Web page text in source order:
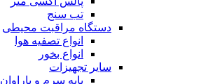
تب سنج
دستگاه مراقبت محیطی
انواع تصفیه هوا
انواع بخور
سایر تجهیزات
پایه سرم و پاراوان